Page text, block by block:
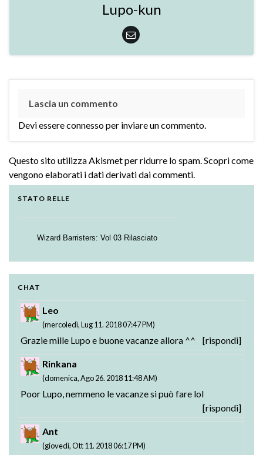
Lupo-kun
Lascia un commento
Devi essereconnessoper inviare un commento.
Questo sito utilizza Akismet per ridurre lo spam.Scopri come
vengono elaborati i dati derivati dai commenti.
STATO RELLE
Wizard Barristers: Vol 03 Rilasciato
Strike the Blood - Valkyria no Oukoku-hen:
CHAT
Leo
(mercoledì, Lug 11. 2018 07:47 PM)
Grazie mille Lupo e buone vacanze allora ^^ [rispondi]
Rinkana
(domenica, Ago 26. 2018 11:48 AM)
Poor Lupo, nemmeno le vacanze si può fare lol
[rispondi]
Ant
(giovedì, Ott 11. 2018 06:17 PM)